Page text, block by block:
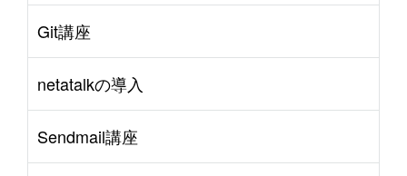
Git講座
netatalkの導入
Sendmail講座